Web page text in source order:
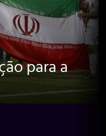
para a